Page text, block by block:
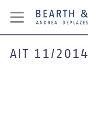
AIT 11/2014